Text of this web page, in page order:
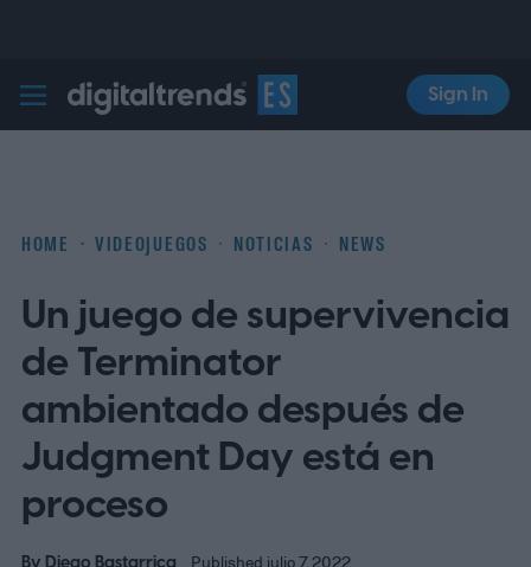
Digital Trends Español
Sign In
HOME VIDEOJUEGOS NOTICIAS NEWS
Un juego de supervivencia
de Terminator
ambientado después de
Judgment Day está en
proceso
Published julio 7, 2022